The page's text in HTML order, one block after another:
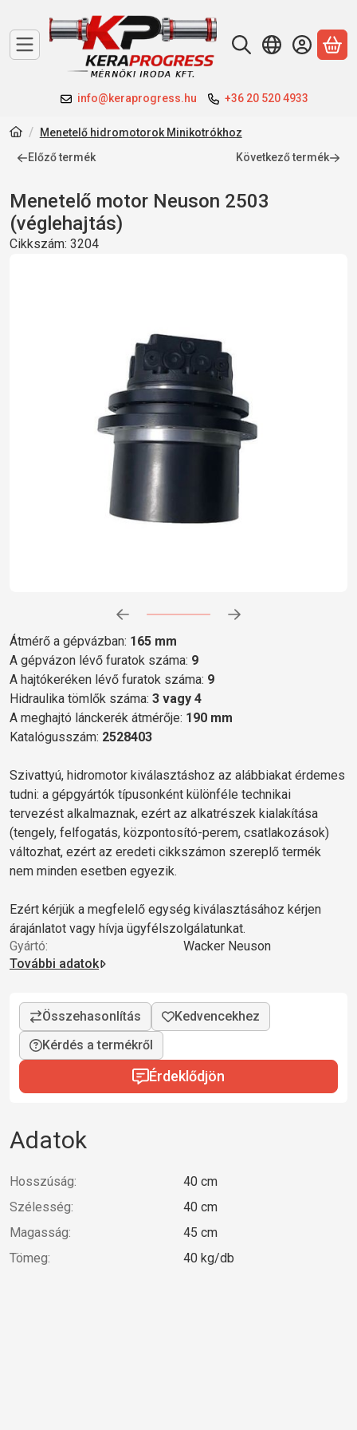
info@keraprogress.hu +36 20 520 4933
A
Menetelő hidromotorok Minikotrókhoz
Előző termék
Következő termék
Menetelő motor Neuson 2503
(véglehajtás)
Cikkszám: 3204
Átmérő a gépvázban: 165 mm
A gépvázon lévő furatok száma: 9
A hajtókeréken lévő furatok száma: 9
Hidraulika tömlők száma: 3 vagy 4
A meghajtó lánckerék átmérője: 190 mm
Katalógusszám: 2528403
Szivattyú, hidromotor kiválasztáshoz az alábbiakat érdemes
tudni: a gépgyártók típusonként különféle technikai
tervezést alkalmaznak, ezért az alkatrészek kialakítása
(tengely, felfogatás, központosító-perem, csatlakozások)
változhat, ezért az eredeti cikkszámon szereplő termék
nem minden esetben egyezik.
Ezért kérjük a megfelelő egység kiválasztásához kérjen
árajánlatot vagy hívja ügyfélszolgálatunkat.
Gyártó:
Wacker Neuson
További adatok
Kérdés a termékről
Érdeklődjön
Adatok
Hosszúság:
40 cm
Szélesség:
40 cm
Magasság:
45 cm
Tömeg:
40 kg/db